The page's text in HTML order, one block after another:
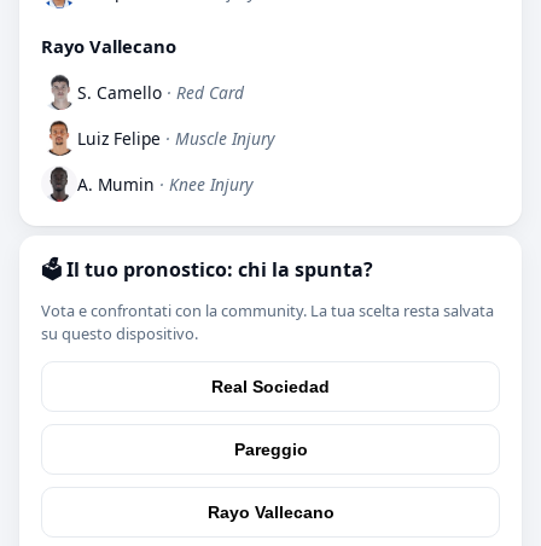
Rayo Vallecano
S. Camello · Red Card
Luiz Felipe · Muscle Injury
A. Mumin · Knee Injury
🗳️ Il tuo pronostico: chi la spunta?
Vota e confrontati con la community. La tua scelta resta salvata
su questo dispositivo.
Real Sociedad
Pareggio
Rayo Vallecano